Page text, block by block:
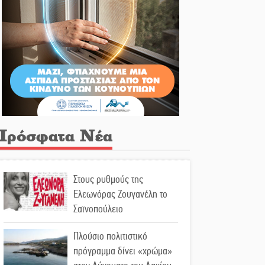
Νέα
Στους ρυθμούς της
Ελεωνόρας Ζουγανέλη το
Σαϊνοπούλειο
Πλούσιο πολιτιστικό
πρόγραμμα δίνει «χρώμα»